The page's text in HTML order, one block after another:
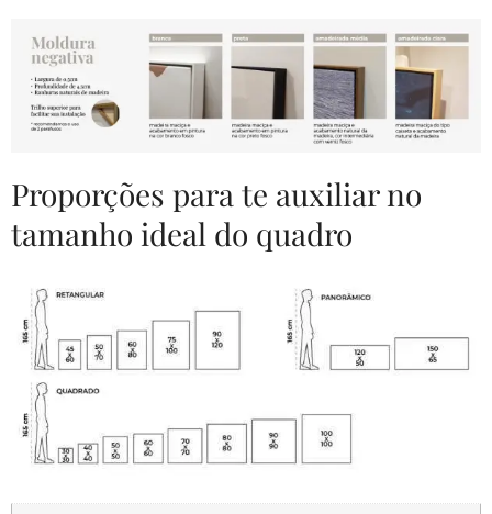
Proporções para te auxiliar no
tamanho ideal do quadro